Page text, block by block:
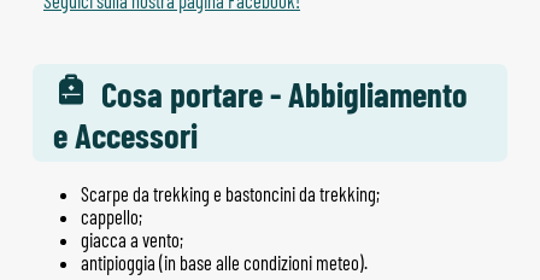
Cosa portare - Abbigliamento
e Accessori
Scarpe da trekking e bastoncini da trekking;
cappello;
giacca a vento;
antipioggia (in base alle condizioni meteo).